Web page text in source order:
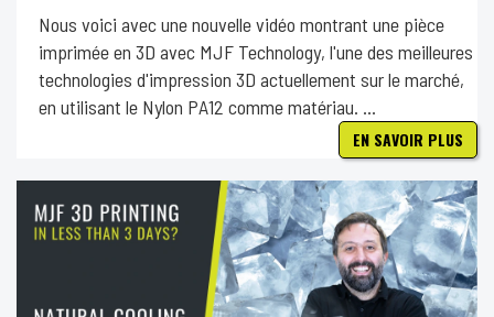
Nous voici avec une nouvelle vidéo montrant une pièce
imprimée en 3D avec MJF Technology, l'une des meilleures
technologies d'impression 3D actuellement sur le marché,
en utilisant le Nylon PA12 comme matériau. ...
EN SAVOIR PLUS